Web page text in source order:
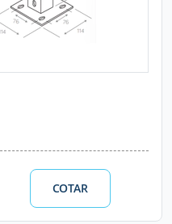
COTAR